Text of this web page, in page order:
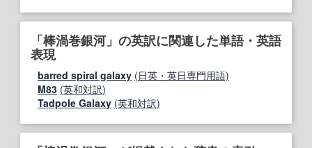
「棒渦巻銀河」の英訳に関連した単語・英語
表現
barred spiral galaxy (日英・英日専門用語)
M83 (英和対訳)
Tadpole Galaxy (英和対訳)